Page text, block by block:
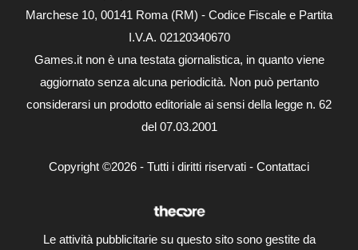
Marchese 10, 00141 Roma (RM) - Codice Fiscale e Partita
I.V.A. 02120340670
Games.it non è una testata giornalistica, in quanto viene
aggiornato senza alcuna periodicità. Non può pertanto
considerarsi un prodotto editoriale ai sensi della legge n. 62
del 07.03.2001
Copyright ©2026 - Tutti i diritti riservati - Contattaci
Le attività pubblicitarie su questo sito sono gestite da